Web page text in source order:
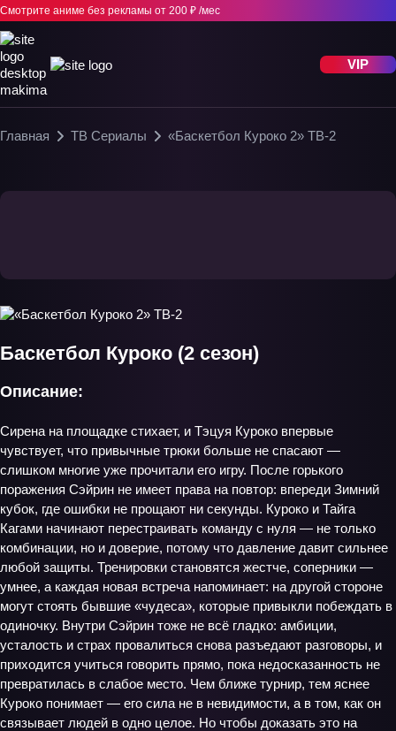
Смотрите аниме без рекламы от 200 ₽ /мес
VIP
Главная ТВ Сериалы «Баскетбол Куроко 2» ТВ-2
Баскетбол Куроко (2 сезон)
Описание:
Сирена на площадке стихает, и Тэцуя Куроко впервые
чувствует, что привычные трюки больше не спасают —
слишком многие уже прочитали его игру. После горького
поражения Сэйрин не имеет права на повтор: впереди Зимний
кубок, где ошибки не прощают ни секунды. Куроко и Тайга
Кагами начинают перестраивать команду с нуля — не только
комбинации, но и доверие, потому что давление давит сильнее
любой защиты. Тренировки становятся жестче, соперники —
умнее, а каждая новая встреча напоминает: на другой стороне
могут стоять бывшие «чудеса», которые привыкли побеждать в
одиночку. Внутри Сэйрин тоже не всё гладко: амбиции,
усталость и страх провалиться снова разъедают разговоры, и
приходится учиться говорить прямо, пока недосказанность не
превратилась в слабое место. Чем ближе турнир, тем яснее
Куроко понимает — его сила не в невидимости, а в том, как он
связывает людей в одно целое. Но чтобы доказать это на